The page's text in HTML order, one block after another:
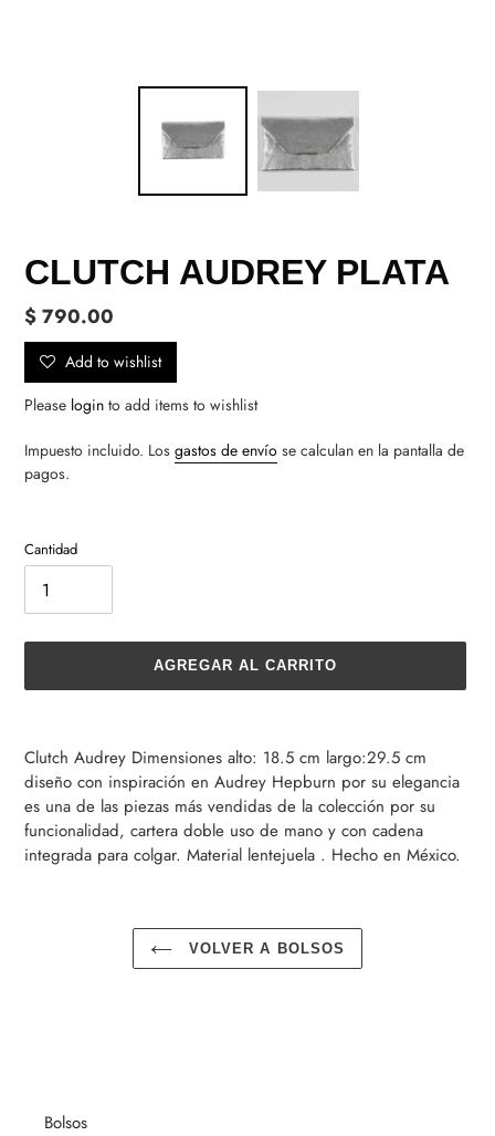
CLUTCH AUDREY PLATA
Precio
habitual
$ 790.00
Add to wishlist
Please login to add items to wishlist
Impuesto incluido. Los gastos de envío se calculan en la pantalla de
pagos.
Cantidad
AGREGAR AL CARRITO
el
producto
a
tu
carrito
de
Clutch Audrey Dimensiones alto: 18.5 cm largo:29.5 cm
diseño con inspiración en Audrey Hepburn por su elegancia
es una de las piezas más vendidas de la colección por su
funcionalidad, cartera doble uso de mano y con cadena
integrada para colgar. Material lentejuela . Hecho en México.
VOLVER A BOLSOS
Bolsos